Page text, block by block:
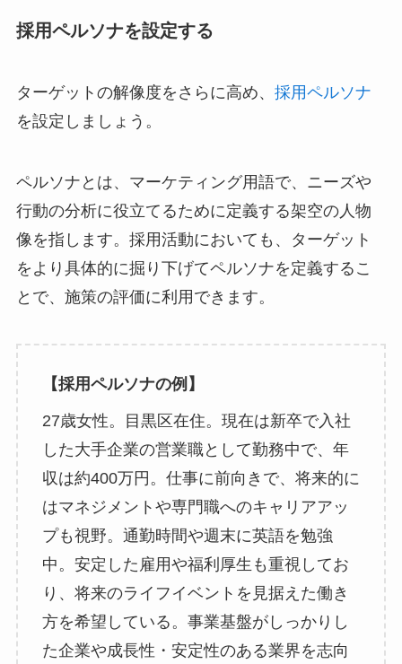
採用ペルソナを設定する
ターゲットの解像度をさらに高め、 採用ペルソナ
を設定しましょう。
ペルソナとは、マーケティング用語で、ニーズや
行動の分析に役立てるために定義する架空の人物
像を指します。採用活動においても、ターゲット
をより具体的に掘り下げてペルソナを定義するこ
とで、施策の評価に利用できます。
【採用ペルソナの例】
27歳女性。目黒区在住。現在は新卒で入社
した大手企業の営業職として勤務中で、年
収は約400万円。仕事に前向きで、将来的に
はマネジメントや専門職へのキャリアアッ
プも視野。通勤時間や週末に英語を勉強
中。安定した雇用や福利厚生も重視してお
り、将来のライフイベントを見据えた働き
方を希望している。事業基盤がしっかりし
た企業や成長性・安定性のある業界を志向